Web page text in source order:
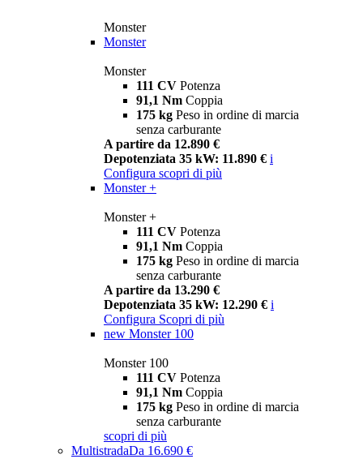
Monster
Monster
Monster
111 CV Potenza
91,1 Nm Coppia
175 kg Peso in ordine di marcia
senza carburante
A partire da 12.890 €
Depotenziata 35 kW: 11.890 € i
Configura scopri di più
Monster +
Monster +
111 CV Potenza
91,1 Nm Coppia
175 kg Peso in ordine di marcia
senza carburante
A partire da 13.290 €
Depotenziata 35 kW: 12.290 € i
Configura Scopri di più
new Monster 100
Monster 100
111 CV Potenza
91,1 Nm Coppia
175 kg Peso in ordine di marcia
senza carburante
scopri di più
MultistradaDa 16.690 €